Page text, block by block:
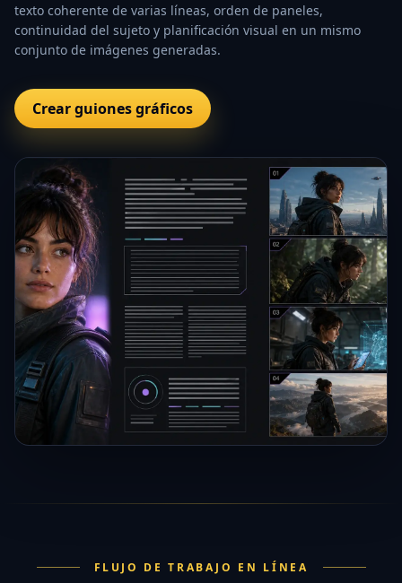
texto coherente de varias líneas, orden de paneles,
continuidad del sujeto y planificación visual en un mismo
conjunto de imágenes generadas.
Crear guiones gráficos
FLUJO DE TRABAJO EN LÍNEA